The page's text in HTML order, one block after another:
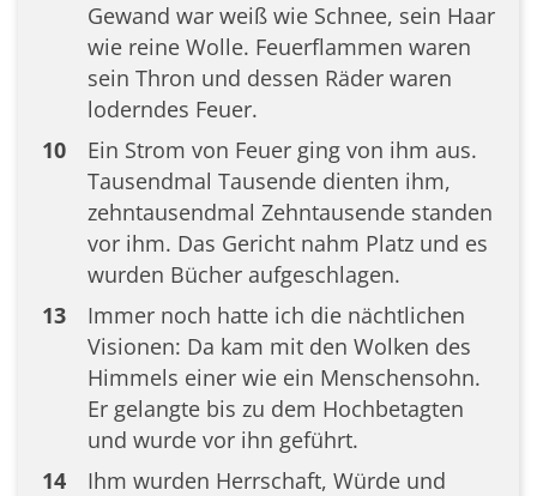
Gewand war weiß wie Schnee, sein Haar
wie reine Wolle. Feuerflammen waren
sein Thron und dessen Räder waren
loderndes Feuer.
10
Ein Strom von Feuer ging von ihm aus.
Tausendmal Tausende dienten ihm,
zehntausendmal Zehntausende standen
vor ihm. Das Gericht nahm Platz und es
wurden Bücher aufgeschlagen.
13
Immer noch hatte ich die nächtlichen
Visionen: Da kam mit den Wolken des
Himmels einer wie ein Menschensohn.
Er gelangte bis zu dem Hochbetagten
und wurde vor ihn geführt.
14
Ihm wurden Herrschaft, Würde und